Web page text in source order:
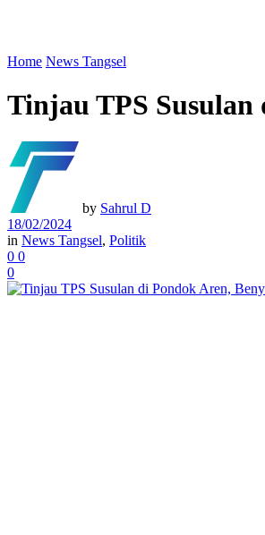
Home News Tangsel
Tinjau TPS
by Sahrul D
18/02/2024
in News Tangsel, Politik
0 0
0